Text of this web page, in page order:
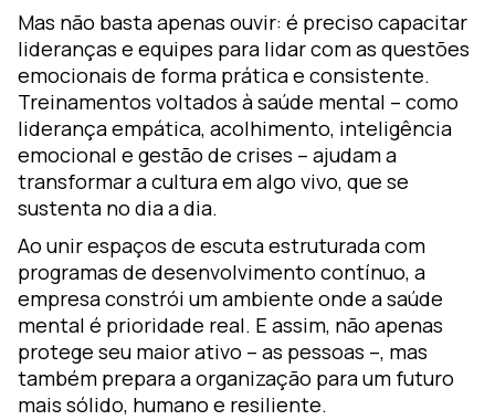
Mas não basta apenas ouvir: é preciso capacitar
lideranças e equipes para lidar com as questões
emocionais de forma prática e consistente.
Treinamentos voltados à saúde mental – como
liderança empática, acolhimento, inteligência
emocional e gestão de crises – ajudam a
transformar a cultura em algo vivo, que se
sustenta no dia a dia.
Ao unir espaços de escuta estruturada com
programas de desenvolvimento contínuo, a
empresa constrói um ambiente onde a saúde
mental é prioridade real. E assim, não apenas
protege seu maior ativo – as pessoas –, mas
também prepara a organização para um futuro
mais sólido, humano e resiliente.